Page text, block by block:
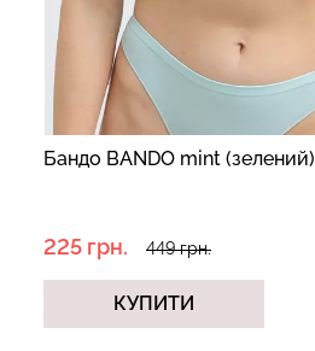
Бандо BANDO mint (зелений)
225 грн. 449 грн.
КУПИТИ